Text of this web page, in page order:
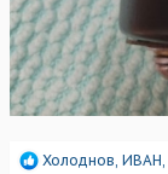
Р
Холоднов, ИВАН,